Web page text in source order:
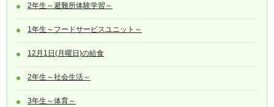
2年生～避難所体験学習～
1年生～フードサービスユニット～
12月1日(月曜日)の給食
2年生～社会生活～
3年生～体育～